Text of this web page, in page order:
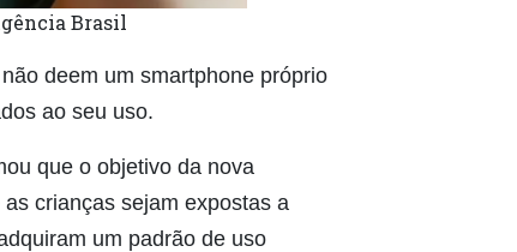
Brasil
deem um smartphone próprio
ao seu uso.
que o objetivo da nova
crianças sejam expostas a
um padrão de uso